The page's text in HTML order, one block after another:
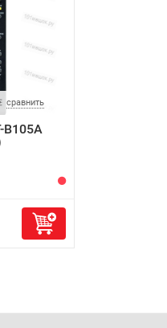
сравнить
B105A